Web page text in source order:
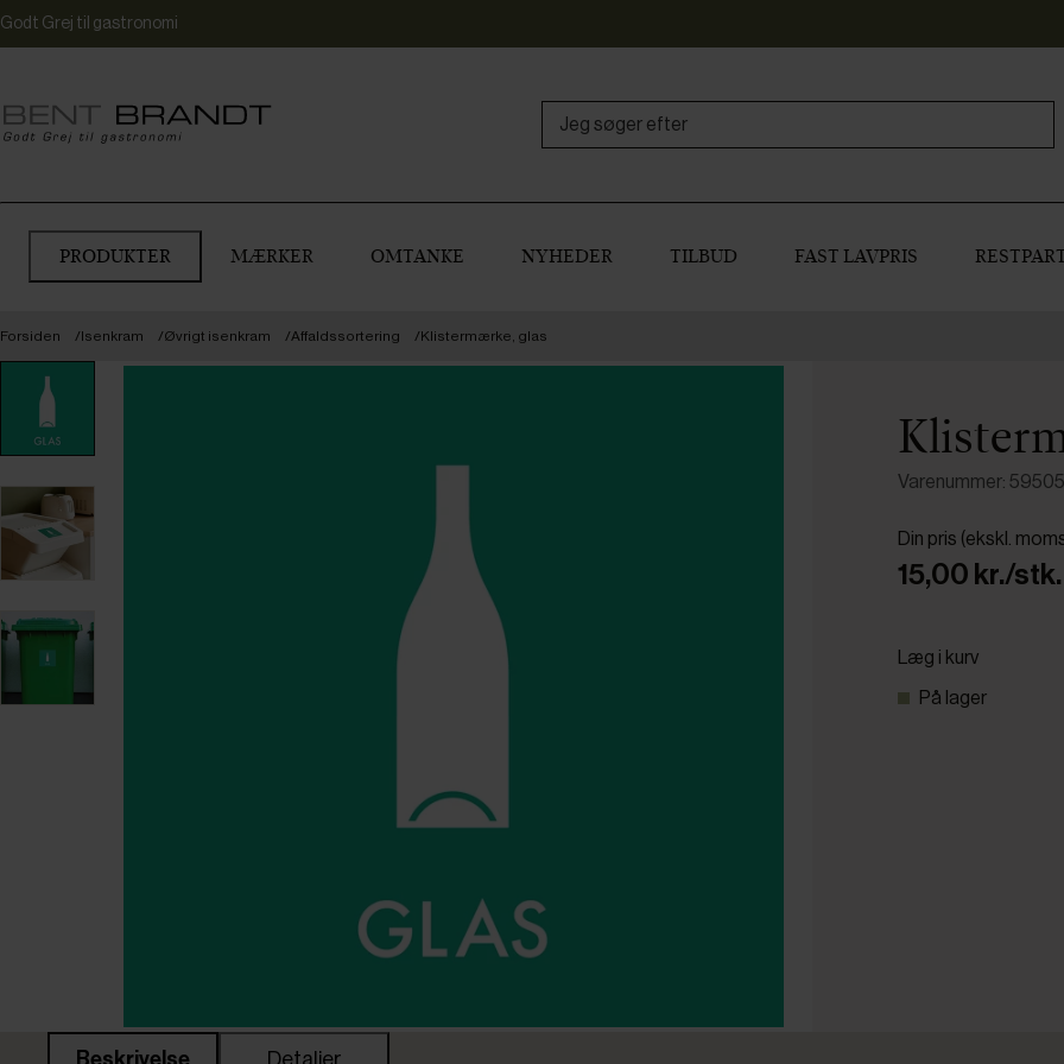
Godt Grej til gastronomi
PRODUKTER MÆRKER OMTANKE NYHEDER TILBUD FAST LAVPRIS
Forsiden Isenkram Øvrigt isenkram Affaldssortering Klistermærke, glas
Varenummer:
Din pris (ekskl.
15,00 kr./stk.
Læg i kurv
På lager
Beskrivelse Detaljer